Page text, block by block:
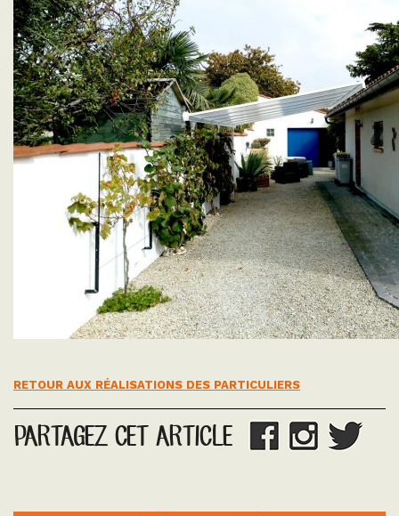
RETOUR AUX RÉALISATIONS DES PARTICULIERS
PARTAGEZ CET ARTICLE